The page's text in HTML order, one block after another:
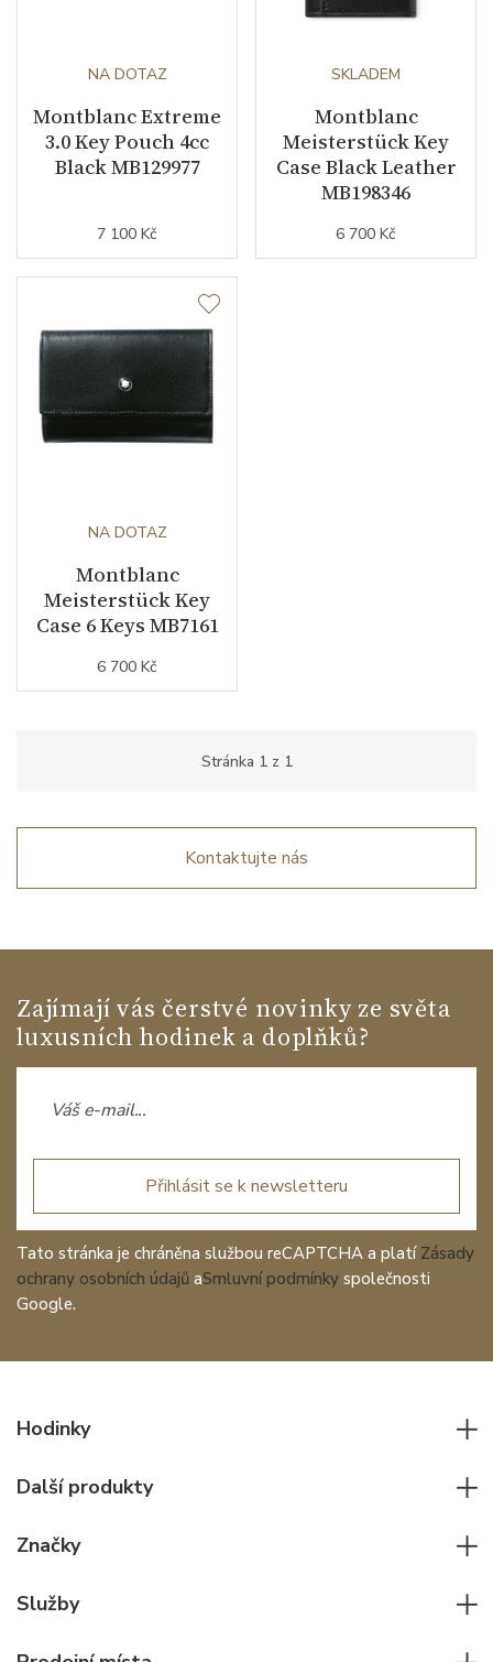
NA DOTAZ
Montblanc Extreme
3.0 Key Pouch 4cc
Black MB129977
7 100 Kč
SKLADEM
Montblanc
Meisterstück Key
Case Black Leather
MB198346
6 700 Kč
NA DOTAZ
Montblanc
Meisterstück Key
Case 6 Keys MB7161
6 700 Kč
Stránka 1z 1
Kontaktujte nás
Zajímají vás čerstvé novinky ze světa
luxusních hodinek a doplňků?
Přihlásit se k newsletteru
Tato stránka je chráněna službou reCAPTCHA a platí Zásady
ochrany osobních údajů aSmluvní podmínky společnosti
Google.
Hodinky
Dámské hodinky
Pilotní hodinky
Potápěčské hodinky
Další produkty
Ostatní doplňky
Značky
Služby